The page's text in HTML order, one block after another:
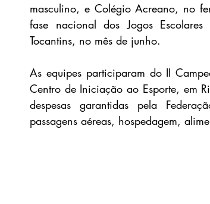
masculino, e Colégio Acreano, no
fase nacional dos Jogos
Tocantins, no mês de junho.
As equipes participaram do II
Centro de Iniciação ao Esporte, em
despesas garantidas pela
passagens aéreas, hospedagem,